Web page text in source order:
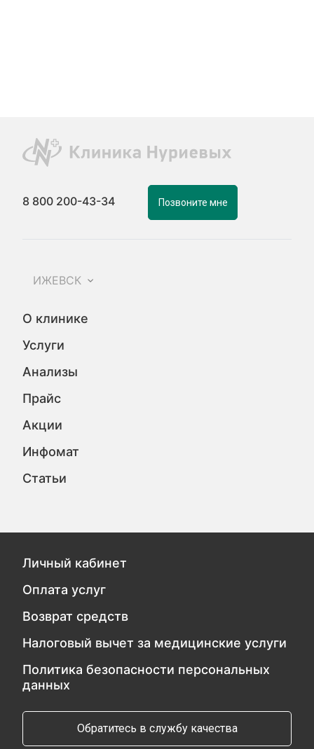
8 800 200-43-34 Позвоните мне
ИЖЕВСК
О клинике
Услуги
Анализы
Прайс
Акции
Инфомат
Статьи
Личный кабинет
Оплата услуг
Возврат средств
Налоговый вычет за медицинские услуги
Политика безопасности персональных
данных
Обратитесь в службу качества